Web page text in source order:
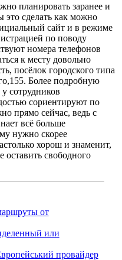
планировать заранее и
это сделать как можно
сайт и в режиме
по поводу
номера телефонов
к месту довольно
посёлок городского типа
Более подробную
сотрудников
сориентируют по
прямо сейчас, ведь с
всё больше
нужно скорее
хорош и знаменит,
свободного
от
или
провайдер